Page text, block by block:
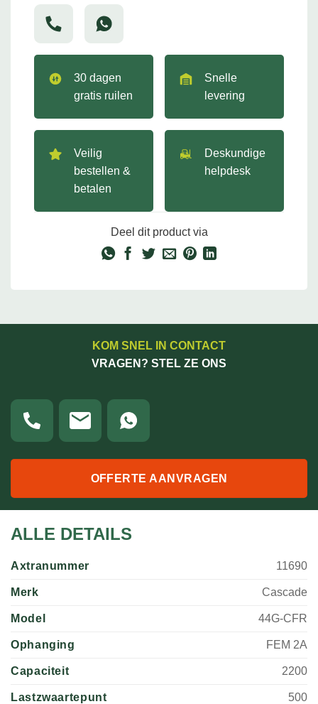
30 dagen
gratis ruilen
Snelle
levering
Veilig
bestellen &
betalen
Deskundige
helpdesk
Deel dit product via
KOM SNEL IN CONTACT
VRAGEN? STEL ZE ONS
OFFERTE AANVRAGEN
ALLE DETAILS
Axtranummer 11690
Merk Cascade
Model 44G-CFR
Ophanging FEM 2A
Capaciteit 2200
Lastzwaartepunt 500